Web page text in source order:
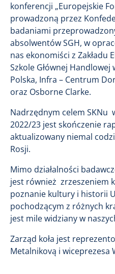
konferencji „Europejskie
prowadzoną przez
badaniami
absolwentów SGH, w
nas ekonomiści z Zakładu
Szkole Głównej
Polska, Infra – Centrum
oraz Osborne Clarke.
Nadrzędnym celem SKNu
2022/23 jest skończenie
aktualizowany niemal
Rosji.
Mimo działalności
jest również zrzeszeniem
poznanie kultury i historii
pochodzącym z różnych
jest mile widziany w
Zarząd koła jest
Metalnikovą i wiceprezesa